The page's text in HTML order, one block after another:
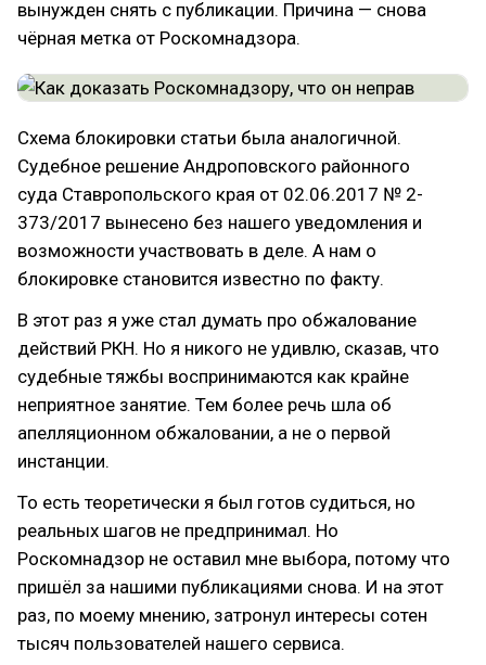
вынужден снять с публикации. Причина — снова
чёрная метка от Роскомнадзора.
Схема блокировки статьи была аналогичной.
Судебное решение Андроповского районного
суда Ставропольского края от 02.06.2017 № 2-
373/2017 вынесено без нашего уведомления и
возможности участвовать в деле. А нам о
блокировке становится известно по факту.
В этот раз я уже стал думать про обжалование
действий РКН. Но я никого не удивлю, сказав, что
судебные тяжбы воспринимаются как крайне
неприятное занятие. Тем более речь шла об
апелляционном обжаловании, а не о первой
инстанции.
То есть теоретически я был готов судиться, но
реальных шагов не предпринимал. Но
Роскомнадзор не оставил мне выбора, потому что
пришёл за нашими публикациями снова. И на этот
раз, по моему мнению, затронул интересы сотен
тысяч пользователей нашего сервиса.